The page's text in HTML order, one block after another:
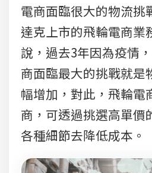
電商面臨很大的物流挑
達克上市的飛輪電商業
說，過去3年因為疫情
商面臨最大的挑戰就是
幅增加，對此，飛輪電
商，可透過挑選高單價
各種細節去降低成本。